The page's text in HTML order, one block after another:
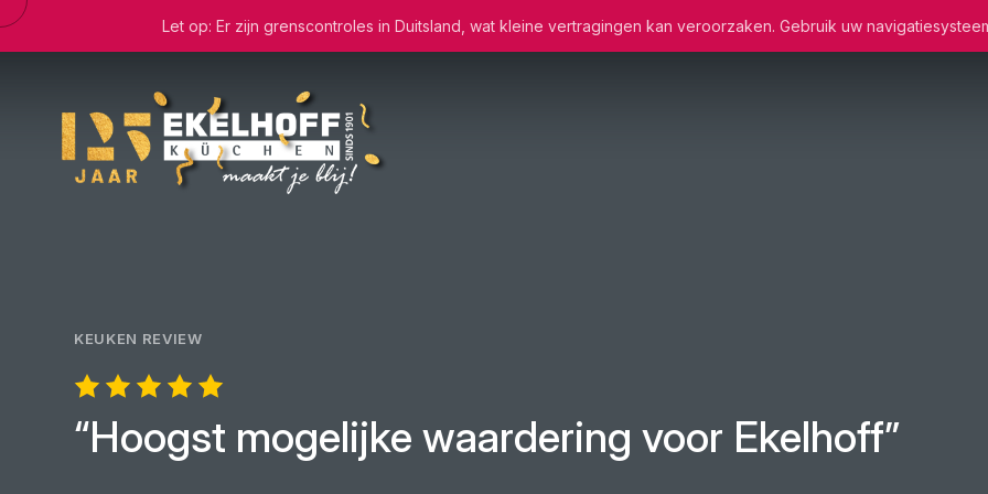
KEUKEN REVIEW
“Hoogst mogelijke waardering voor Ekelhoff”
Let op: Er zijn grenscontroles in Duitsland, wat kleine vertragingen kan veroorzaken. Gebruik uw